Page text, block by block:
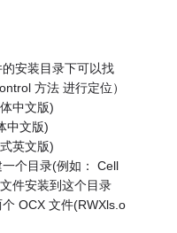
安装目录下可以找
方法 进行定位）
中文版)
中文版)
英文版)
个目录(例如： Cell
件安装到这个目录
OCX 文件(RWXls.o